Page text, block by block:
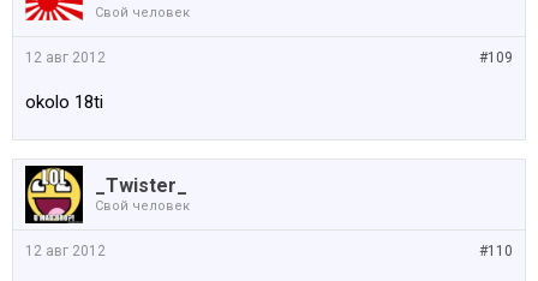
Свой человек
#109
12 авг 2012
okolo 18ti
_Twister_
Свой человек
#110
12 авг 2012